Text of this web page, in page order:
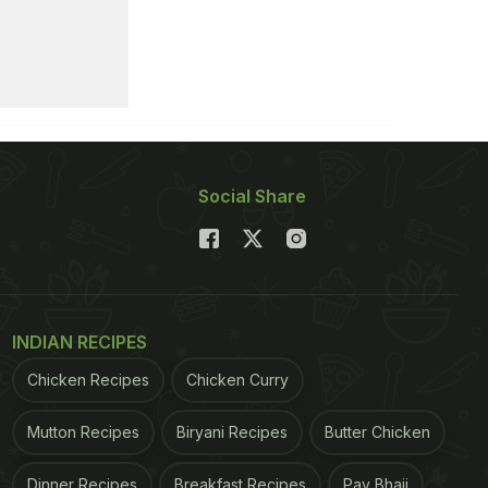
Social Share
INDIAN RECIPES
Chicken Recipes Chicken Curry
Mutton Recipes Biryani Recipes Butter Chicken
Dinner Recipes Breakfast Recipes Pav Bhaji